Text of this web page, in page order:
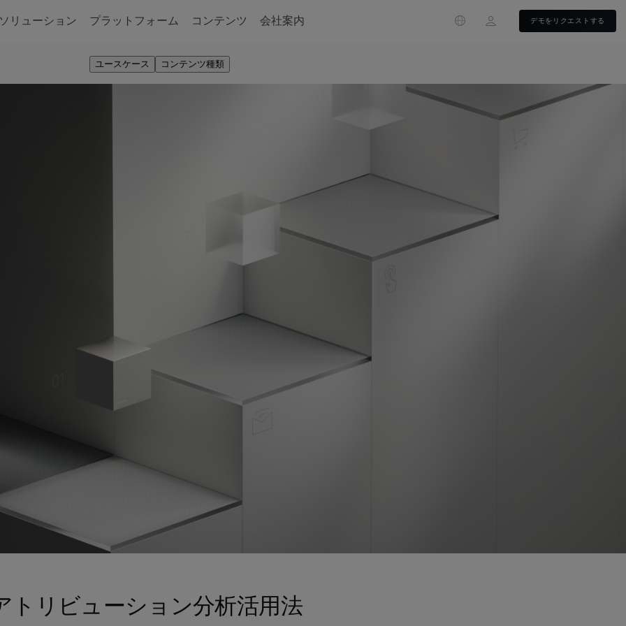
コンテンツ種類
ユースケース
トリビューション分析活用法
リューション プラットフォーム コンテンツ 会社案内 デモをリクエストする